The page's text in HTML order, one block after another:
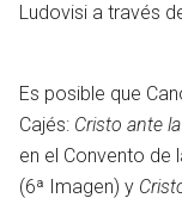
Ludovisi a través
Es posible que
Cajés: Cristo ante
en el Convento de
(6ª Imagen) y